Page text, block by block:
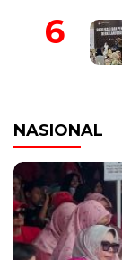
NASIONAL